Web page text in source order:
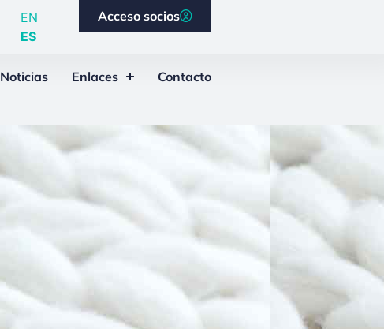
EN
ES
Acceso socios
Noticias Enlaces Contacto